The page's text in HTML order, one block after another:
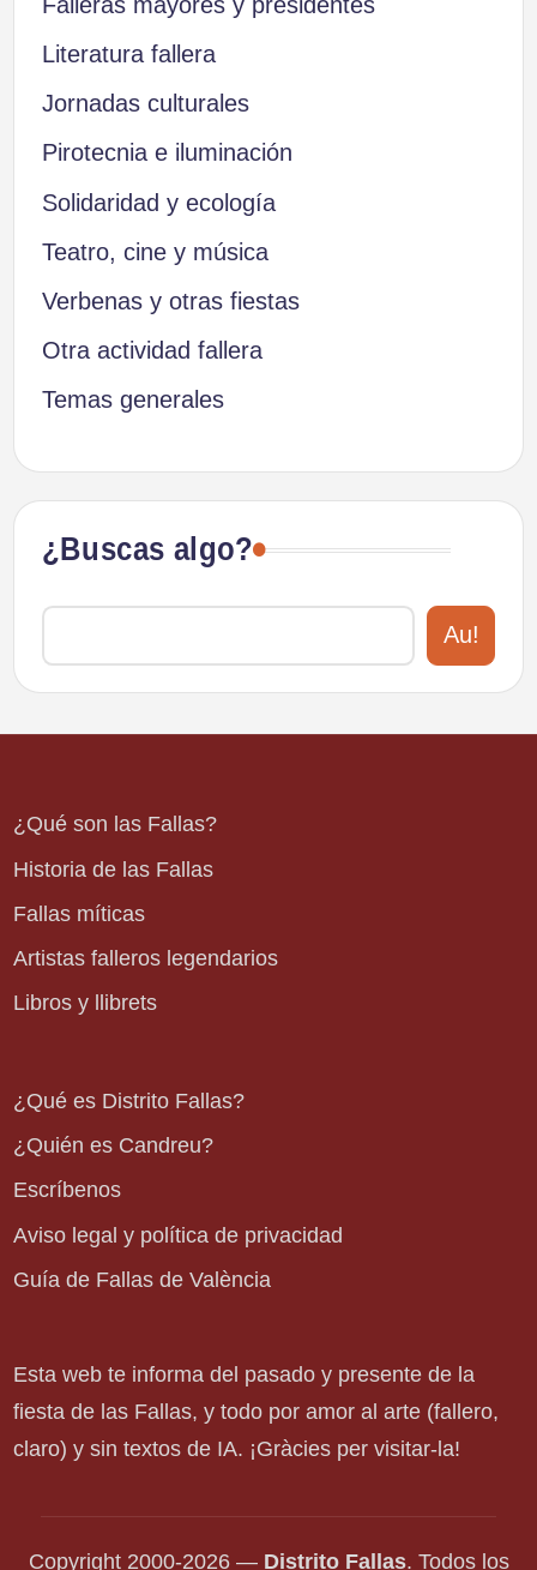
Literatura fallera
Jornadas culturales
Pirotecnia e iluminación
Solidaridad y ecología
Teatro, cine y música
Verbenas y otras fiestas
Otra actividad fallera
Temas generales
¿Buscas algo?
Au!
¿Qué son las Fallas?
Historia de las Fallas
Fallas míticas
Artistas falleros legendarios
Libros y llibrets
¿Qué es Distrito Fallas?
¿Quién es Candreu?
Escríbenos
Aviso legal y política de privacidad
Guía de Fallas de València
Esta web te informa del pasado y presente de la
fiesta de las Fallas, y todo por amor al arte (fallero,
claro) y sin textos de IA. ¡Gràcies per visitar-la!
Copyright 2000-2026 — Distrito Fallas. Todos los